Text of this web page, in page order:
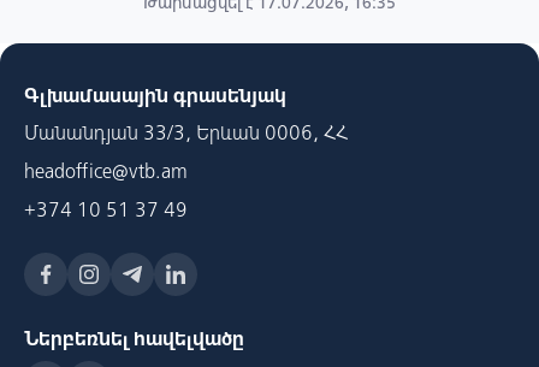
Գլխամասային գրասենյակ
Մանանդյան 33/3, Երևան 0006, ՀՀ
headoffice@vtb.am
+374 10 51 37 49
Ներբեռնել հավելվածը